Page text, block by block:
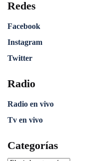
Redes
Facebook
Instagram
Twitter
Radio
Radio en vivo
Tv en vivo
Categorías